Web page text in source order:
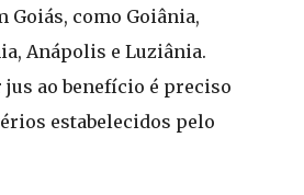
Goiás, como Goiânia,
Anápolis e Luziânia.
jus ao benefício é preciso
estabelecidos pelo